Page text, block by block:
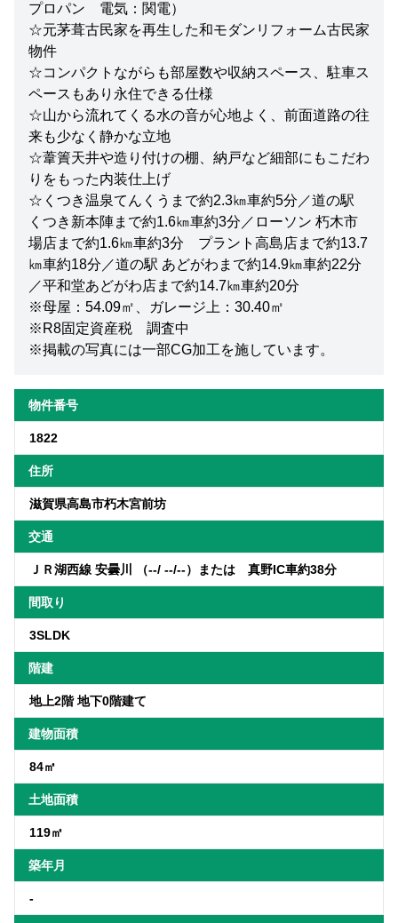
プロパン 電気：関電）
☆元茅葺古民家を再生した和モダンリフォーム古民家
物件
☆コンパクトながらも部屋数や収納スペース、駐車ス
ペースもあり永住できる仕様
☆山から流れてくる水の音が心地よく、前面道路の往
来も少なく静かな立地
☆葦簀天井や造り付けの棚、納戸など細部にもこだわ
りをもった内装仕上げ
☆くつき温泉てんくうまで約2.3㎞車約5分／道の駅
くつき新本陣まで約1.6㎞車約3分／ローソン 朽木市
場店まで約1.6㎞車約3分 プラント高島店まで約13.7
㎞車約18分／道の駅 あどがわまで約14.9㎞車約22分
／平和堂あどがわ店まで約14.7㎞車約20分
※母屋：54.09㎡、ガレージ上：30.40㎡
※R8固定資産税 調査中
※掲載の写真には一部CG加工を施しています。
物件番号
1822
住所
滋賀県高島市朽木宮前坊
交通
ＪＲ湖西線 安曇川 （--/ --/--）または 真野IC車約38分
間取り
3SLDK
階建
地上2階 地下0階建て
建物面積
84㎡
土地面積
119㎡
築年月
-